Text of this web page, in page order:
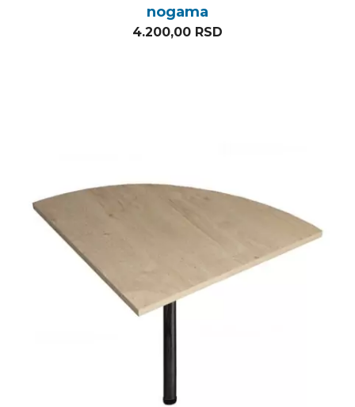
nogama
4.200,00 RSD